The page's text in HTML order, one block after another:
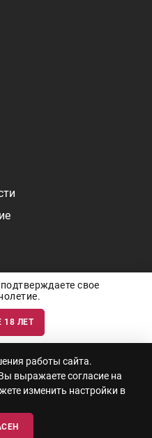
носит ознакомительный
на импортные товары особенно
так же можете уточнить по
на торговлю алкоголем: №
номер 78РПА000752 от
свое
18 ЛЕТ
работы сайта.
выражаете согласие на
изменить настройки в